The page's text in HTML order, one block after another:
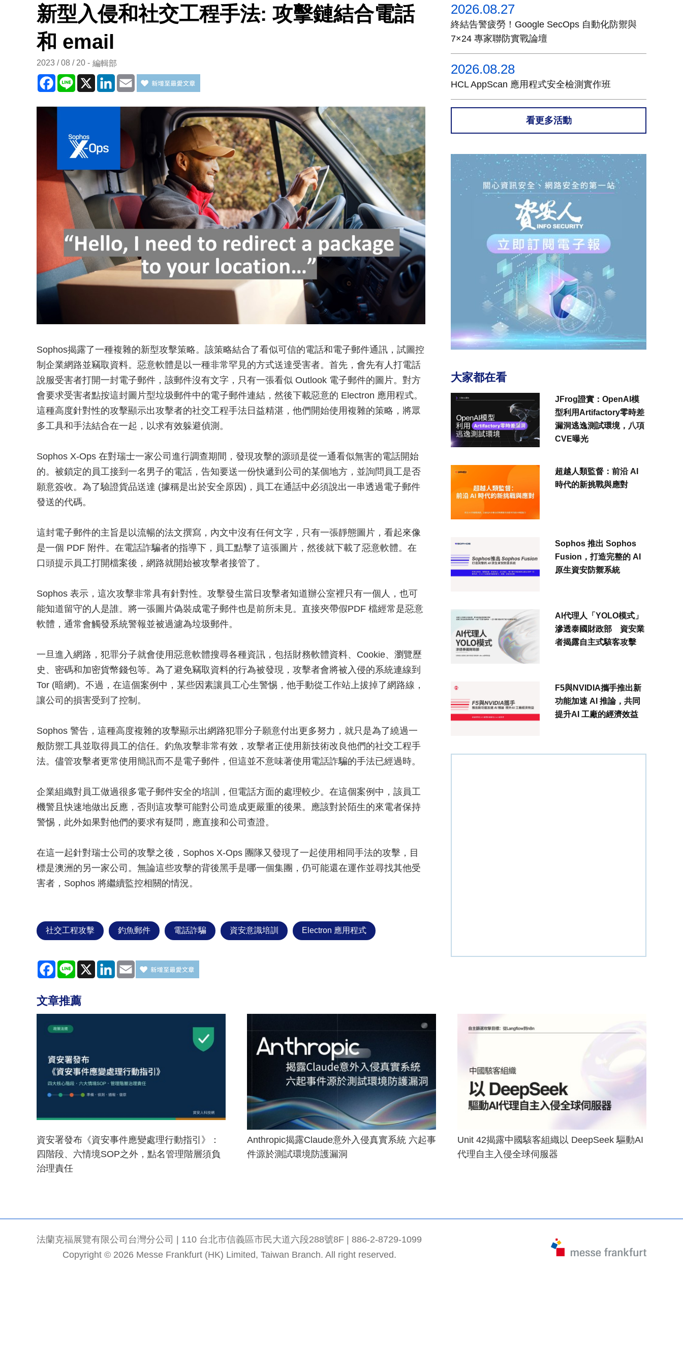
新型入侵和社交工程手法: 攻擊鏈結合電話
和 email
2023 / 08 / 20 編輯部
Facebook
Line X LinkedInEmail
Sophos揭露了一種複雜的新型攻擊策略。該策略結合了看似可信的電話和電子郵件通訊，試圖控
制企業網路並竊取資料。惡意軟體是以一種非常罕見的方式送達受害者。首先，會先有人打電話
說服受害者打開一封電子郵件，該郵件沒有文字，只有一張看似 Outlook 電子郵件的圖片。對方
會要求受害者點按這封圖片型垃圾郵件中的電子郵件連結，然後下載惡意的 Electron 應用程式。
這種高度針對性的攻擊顯示出攻擊者的社交工程手法日益精湛，他們開始使用複雜的策略，將眾
多工具和手法結合在一起，以求有效躲避偵測。
Sophos X-Ops 在對瑞士一家公司進行調查期間，發現攻擊的源頭是從一通看似無害的電話開始
的。被鎖定的員工接到一名男子的電話，告知要送一份快遞到公司的某個地方，並詢問員工是否
願意簽收。為了驗證貨品送達 (據稱是出於安全原因)，員工在通話中必須說出一串透過電子郵件
發送的代碼。
這封電子郵件的主旨是以流暢的法文撰寫，內文中沒有任何文字，只有一張靜態圖片，看起來像
是一個 PDF 附件。在電話詐騙者的指導下，員工點擊了這張圖片，然後就下載了惡意軟體。在
口頭提示員工打開檔案後，網路就開始被攻擊者接管了。
Sophos 表示，這次攻擊非常具有針對性。攻擊發生當日攻擊者知道辦公室裡只有一個人，也可
能知道留守的人是誰。將一張圖片偽裝成電子郵件也是前所未見。直接夾帶假PDF 檔經常是惡意
軟體，通常會觸發系統警報並被過濾為垃圾郵件。
一旦進入網路，犯罪分子就會使用惡意軟體搜尋各種資訊，包括財務軟體資料、Cookie、瀏覽歷
史、密碼和加密貨幣錢包等。為了避免竊取資料的行為被發現，攻擊者會將被入侵的系統連線到
Tor (暗網)。不過，在這個案例中，某些因素讓員工心生警惕，他手動從工作站上拔掉了網路線，
讓公司的損害受到了控制。
Sophos 警告，這種高度複雜的攻擊顯示出網路犯罪分子願意付出更多努力，就只是為了繞過一
般防禦工具並取得員工的信任。釣魚攻擊非常有效，攻擊者正使用新技術改良他們的社交工程手
法。儘管攻擊者更常使用簡訊而不是電子郵件，但這並不意味著使用電話詐騙的手法已經過時。
企業組織對員工做過很多電子郵件安全的培訓，但電話方面的處理較少。在這個案例中，該員工
機警且快速地做出反應，否則這攻擊可能對公司造成更嚴重的後果。應該對於陌生的來電者保持
警惕，此外如果對他們的要求有疑問，應直接和公司查證。
在這一起針對瑞士公司的攻擊之後，Sophos X-Ops 團隊又發現了一起使用相同手法的攻擊，目
標是澳洲的另一家公司。無論這些攻擊的背後黑手是哪一個集團，仍可能還在運作並尋找其他受
害者，Sophos 將繼續監控相關的情況。
社交工程攻擊 釣魚郵件 電話詐騙 資安意識培訓 Electron 應用程式
Facebook
Line X LinkedInEmail
2026.08.27
終結告警疲勞！Google SecOps 自動化防禦與
7×24 專家聯防實戰論壇
2026.08.28
HCL AppScan 應用程式安全檢測實作班
看更多活動
大家都在看
JFrog證實：OpenAI模
型利用Artifactory零時差
漏洞逃逸測試環境，八項
CVE曝光
超越人類監督：前沿 AI
時代的新挑戰與應對
Sophos 推出 Sophos
Fusion，打造完整的 AI
原生資安防禦系統
AI代理人「YOLO模式」
滲透泰國財政部 資安業
者揭露自主式駭客攻擊
F5與NVIDIA攜手推出新
功能加速 AI 推論，共同
提升AI 工廠的經濟效益
文章推薦
資安署發布《資安事件應變處理行動指引》：
四階段、六情境SOP之外，點名管理階層須負
治理責任
Anthropic揭露Claude意外入侵真實系統 六起事
件源於測試環境防護漏洞
Unit 42揭露中國駭客組織以 DeepSeek 驅動AI
代理自主入侵全球伺服器
法蘭克福展覽有限公司台灣分公司 | 110 台北市信義區市民大道六段288號8F | 886-2-8729-1099
Copyright © 2026 Messe Frankfurt (HK) Limited, Taiwan Branch. All right reserved.